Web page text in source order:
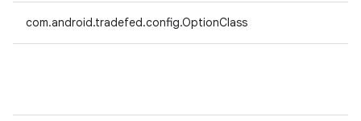
com.android.tradefed.config.OptionClass